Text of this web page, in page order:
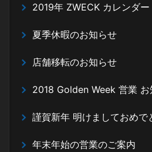
2019年 ZWECK カレンダー
夏季休暇のお知らせ
店舗移転のお知らせ
2018 Golden Week 営業 お
謹賀新年 明けましておめで
年末年始の営業のご案内